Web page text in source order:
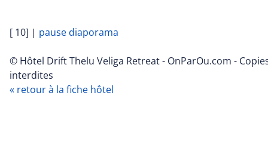
[ 10] | pause diaporama
© Hôtel Drift Thelu Veliga Retreat - OnParOu.com -
interdites
« retour à la fiche hôtel